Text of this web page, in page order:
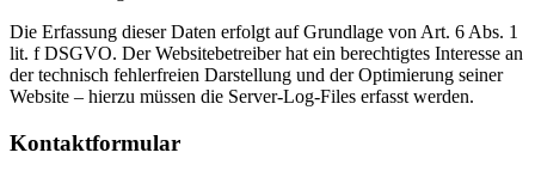
Die Erfassung dieser Daten erfolgt auf Grundlage von Art. 6 Abs. 1
lit. f DSGVO. Der Websitebetreiber hat ein berechtigtes Interesse an
der technisch fehlerfreien Darstellung und der Optimierung seiner
Website – hierzu müssen die Server-Log-Files erfasst werden.
Kontaktformular